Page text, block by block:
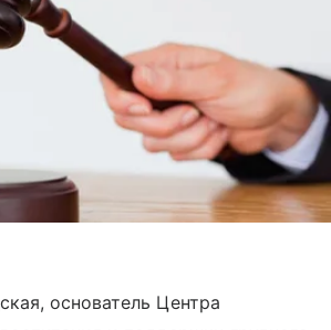
основатель Центра